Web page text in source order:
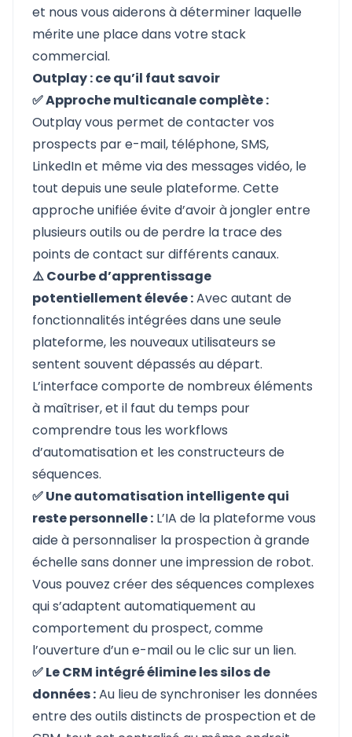
et nous vous aiderons à déterminer laquelle
mérite une place dans votre stack
commercial.
Outplay : ce qu’il faut savoir
✅ Approche multicanale complète :
Outplay vous permet de contacter vos
prospects par e-mail, téléphone, SMS,
LinkedIn et même via des messages vidéo, le
tout depuis une seule plateforme. Cette
approche unifiée évite d’avoir à jongler entre
plusieurs outils ou de perdre la trace des
points de contact sur différents canaux.
⚠️ Courbe d’apprentissage
potentiellement élevée :Avec autant de
fonctionnalités intégrées dans une seule
plateforme, les nouveaux utilisateurs se
sentent souvent dépassés au départ.
L’interface comporte de nombreux éléments
à maîtriser, et il faut du temps pour
comprendre tous les workflows
d’automatisation et les constructeurs de
séquences.
✅ Une automatisation intelligente qui
reste personnelle : L’IA de la plateforme vous
aide à personnaliser la prospection à grande
échelle sans donner une impression de robot.
Vous pouvez créer des séquences complexes
qui s’adaptent automatiquement au
comportement du prospect, comme
l’ouverture d’un e-mail ou le clic sur un lien.
✅ Le CRM intégré élimine les silos de
données :Au lieu de synchroniser les données
entre des outils distincts de prospection et de